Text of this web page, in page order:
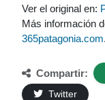
Ver el original en:
Más información
365patagonia.com.
Compartir:
Twitter